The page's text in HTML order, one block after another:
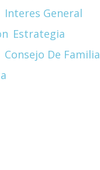
Interes General
Estrategia
Consejo De Familia